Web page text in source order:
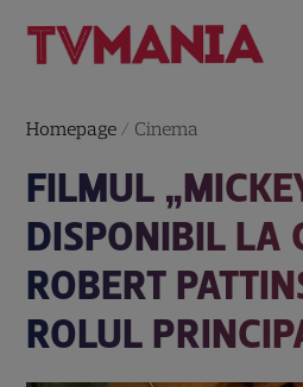
Homepage / Cinema
FILMUL
DISPONIBIL LA
ROBERT
ROLUL